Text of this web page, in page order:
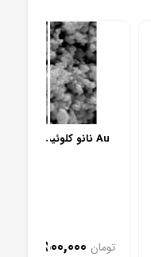
نانو کلوئید طلا 20 نانومتر Au
3,500,000 تومان